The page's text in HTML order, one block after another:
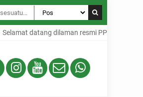
Selamat datang dilaman resmi PPID SMAN 15